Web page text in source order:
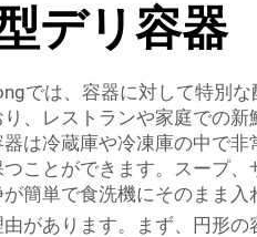
デリ容器
では、容器に対して特別
、レストランや家庭での
は冷蔵庫や冷凍庫の中で
ことができます。スープ
簡単で食洗機にそのまま入
があります。まず、円形